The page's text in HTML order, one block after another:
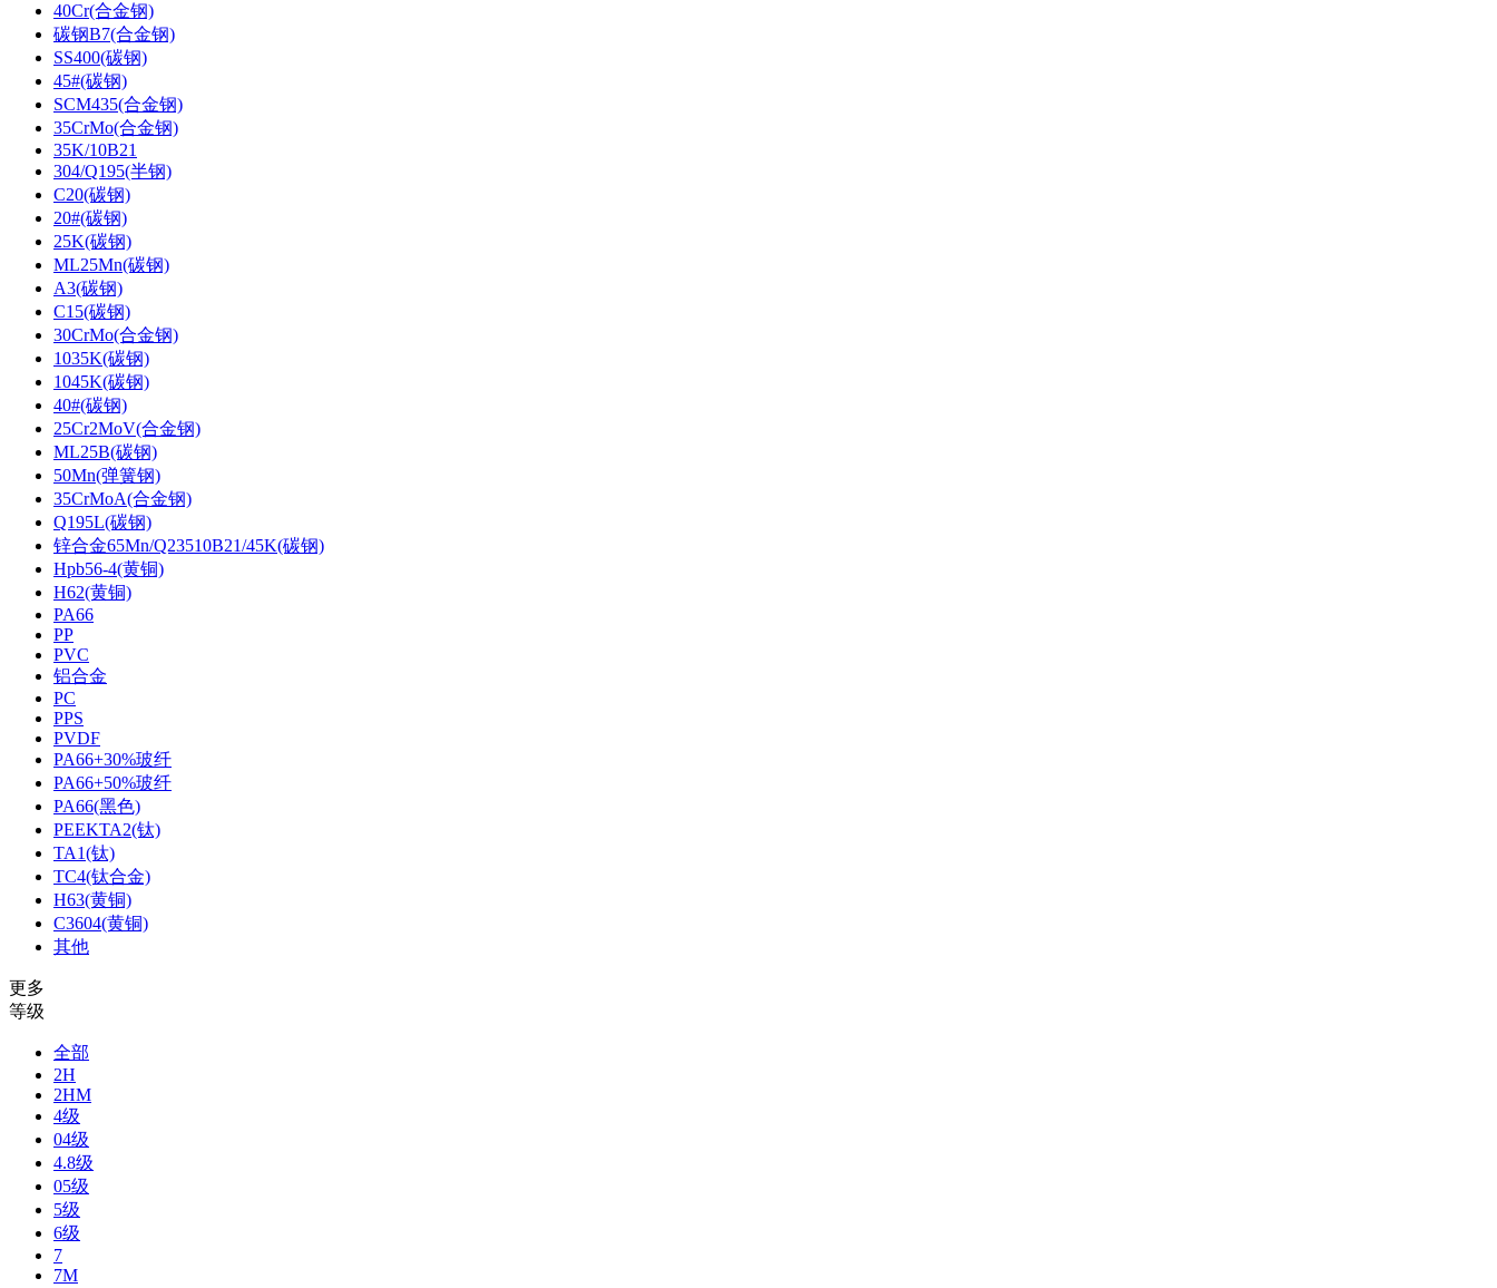
40Cr(合金钢)
碳钢B7(合金钢)
SS400(碳钢)
45#(碳钢)
SCM435(合金钢)
35CrMo(合金钢)
35K/10B21
304/Q195(半钢)
C20(碳钢)
20#(碳钢)
25K(碳钢)
ML25Mn(碳钢)
A3(碳钢)
C15(碳钢)
30CrMo(合金钢)
1035K(碳钢)
1045K(碳钢)
40#(碳钢)
25Cr2MoV(合金钢)
ML25B(碳钢)
50Mn(弹簧钢)
35CrMoA(合金钢)
Q195L(碳钢)
锌合金65Mn/Q23510B21/45K(碳钢)
Hpb56-4(黄铜)
H62(黄铜)
PA66
PP
PVC
铝合金
PC
PPS
PVDF
PA66+30%玻纤
PA66+50%玻纤
PA66(黑色)
PEEKTA2(钛)
TA1(钛)
TC4(钛合金)
H63(黄铜)
C3604(黄铜)
其他
更多
等级
全部
2H
2HM
4级
04级
4.8级
05级
5级
6级
7
7M